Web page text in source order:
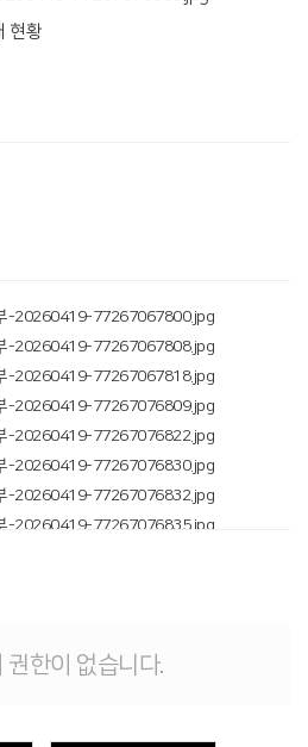
현황
-20260419-77267067800.jpg
-20260419-77267067808.jpg
-20260419-77267067818.jpg
-20260419-77267076809.jpg
-20260419-77267076822.jpg
-20260419-77267076830.jpg
-20260419-77267076832.jpg
-20260419-77267076835.jpg
권한이 없습니다.